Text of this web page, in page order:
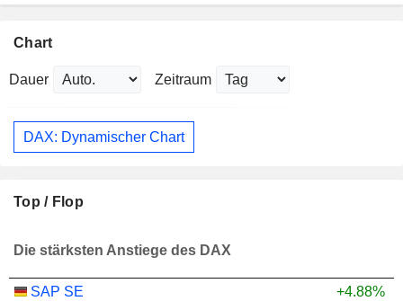
Chart
Dauer Zeitraum
DAX: Dynamischer Chart
Top / Flop
Die stärksten Anstiege des DAX
SAP SE
+4.88%